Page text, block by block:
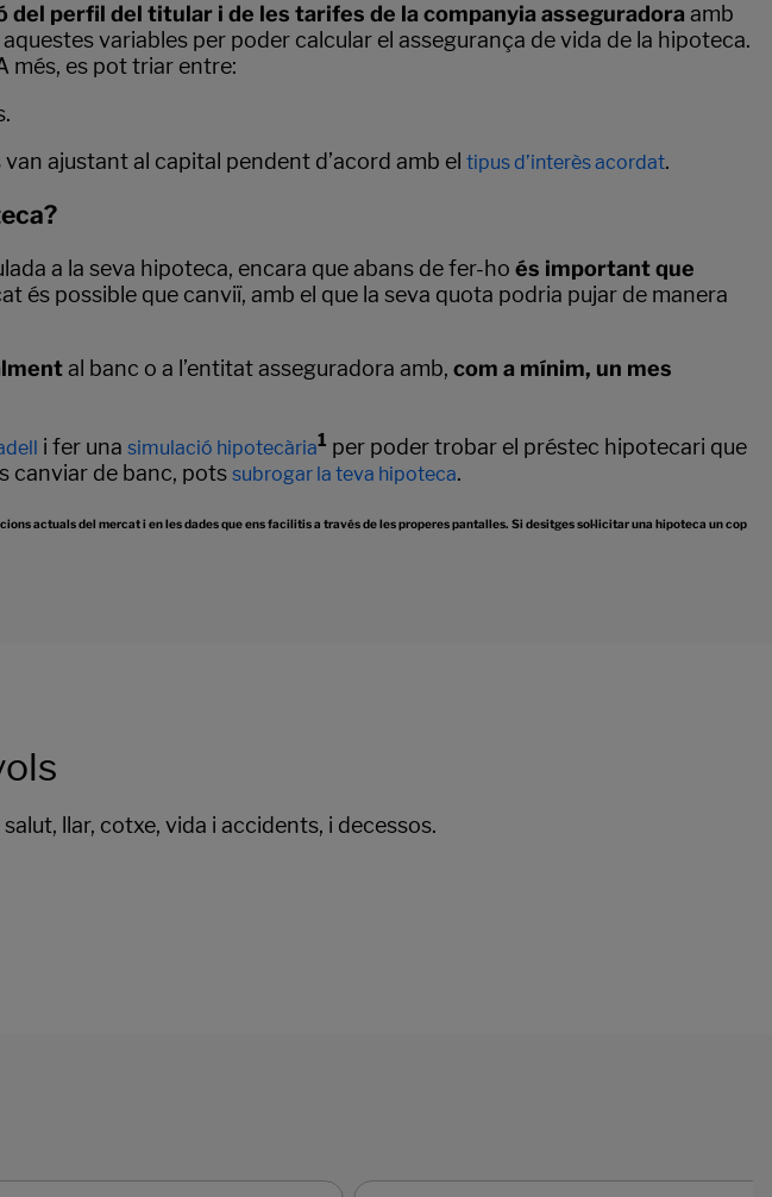
del perfil del titular i de les tarifes de la companyia asseguradora amb
variables per poder calcular el assegurança de vida de la hipoteca.
més, es pot triar entre:
ajustant al capital pendent d’acord amb el tipus d’interès acordat.
a la seva hipoteca, encara que abans de fer-ho és important que
és possible que canviï, amb el que la seva quota podria pujar de manera
al banc o a l’entitat asseguradora amb, com a mínim, un mes
i fer una simulació hipotecària1 per poder trobar el préstec hipotecari que
canviar de banc, pots subrogar la teva hipoteca.
actuals del mercat i en les dades que ens facilitis a través de les properes pantalles. Si desitges sol·licitar una hipoteca un cop
llar, cotxe, vida i accidents, i decessos.